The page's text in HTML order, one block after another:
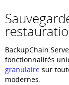
BackupChain
fonctionnalités
granulaire sur
modernes.